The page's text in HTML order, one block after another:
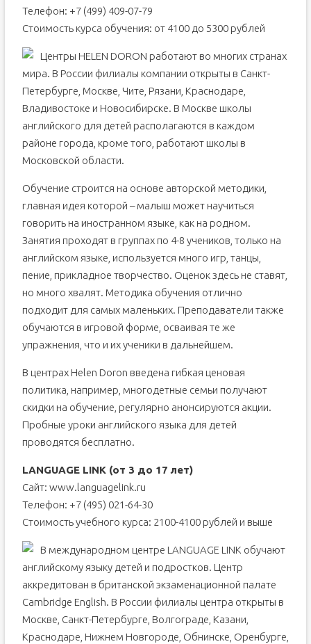
Телефон: +7 (499) 409-07-79
Стоимость курса обучения: от 4100 до 5300 рублей
Центры HELEN DORON работают во многих странах
мира. В России филиалы компании открыты в Санкт-
Петербурге, Москве, Чите, Рязани, Краснодаре,
Владивостоке и Новосибирске. В Москве школы
английского для детей располагаются в каждом
районе города, кроме того, работают школы в
Московской области.
Обучение строится на основе авторской методики,
главная идея которой – малыш может научиться
говорить на иностранном языке, как на родном.
Занятия проходят в группах по 4-8 учеников, только на
английском языке, используется много игр, танцы,
пение, прикладное творчество. Оценок здесь не ставят,
но много хвалят. Методика обучения отлично
подходит для самых маленьких. Преподаватели также
обучаются в игровой форме, осваивая те же
упражнения, что и их ученики в дальнейшем.
В центрах Helen Doron введена гибкая ценовая
политика, например, многодетные семьи получают
скидки на обучение, регулярно анонсируются акции.
Пробные уроки английского языка для детей
проводятся бесплатно.
LANGUAGE LINK (от 3 до 17 лет)
Сайт: www.languagelink.ru
Телефон: +7 (495) 021-64-30
Стоимость учебного курса: 2100-4100 рублей и выше
В международном центре LANGUAGE LINK обучают
английскому языку детей и подростков. Центр
аккредитован в британской экзаменационной палате
Cambridge English. В России филиалы центра открыты в
Москве, Санкт-Петербурге, Волгограде, Казани,
Краснодаре, Нижнем Новгороде, Обнинске, Оренбурге,